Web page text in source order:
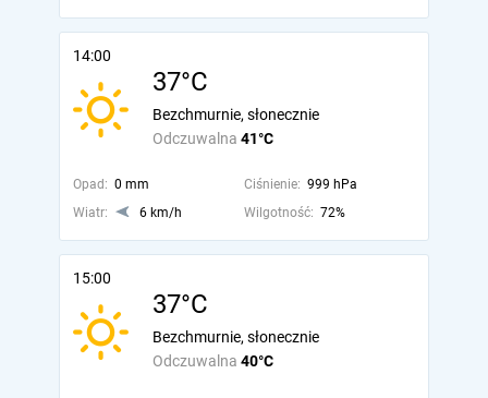
14:00
37°C
Odczuwalna 41°C
Bezchmurnie, słonecznie
Opad: 0 mm Ciśnienie: 999 hPa
Wiatr:
6 km/h Wilgotność: 72%
15:00
37°C
Odczuwalna 40°C
Bezchmurnie, słonecznie